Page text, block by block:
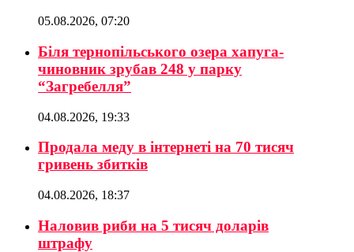
05.08.2026, 07:20
Біля тернопільського озера хапуга-
чиновник зрубав 248 у парку
“Загребелля”
04.08.2026, 19:33
Продала меду в інтернеті на 70 тисяч
гривень збитків
04.08.2026, 18:37
Наловив риби на 5 тисяч доларів
штрафу